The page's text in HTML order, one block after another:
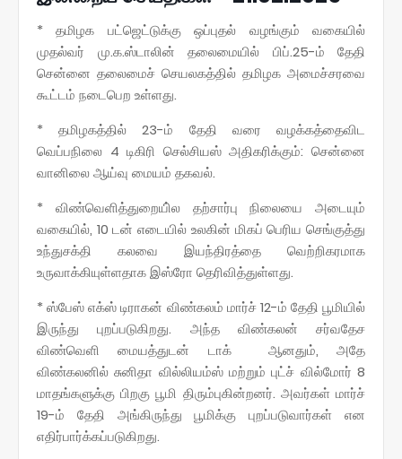
* தமிழக பட்ஜெட்டுக்கு ஒப்புதல் வழங்கும் வகையில்
முதல்வர் மு.க.ஸ்டாலின் தலைமையில் பிப்.25-ம் தேதி
சென்னை தலைமைச் செயலகத்தில் தமிழக அமைச்சரவை
கூட்டம் நடைபெற உள்ளது.
* தமிழகத்தில் 23-ம் தேதி வரை வழக்கத்தைவிட
வெப்பநிலை 4 டிகிரி செல்சியஸ் அதிகரிக்கும்: சென்னை
வானிலை ஆய்வு மையம் தகவல்.
* விண்வெளித்துறையி்ல தற்சார்பு நிலையை அடையும்
வகையில், 10 டன் எடையில் உலகின் மிகப் பெரிய செங்குத்து
உந்துசக்தி கலவை இயந்திரத்தை வெற்றிகரமாக
உருவாக்கியுள்ளதாக இஸ்ரோ தெரிவித்துள்ளது.
* ஸ்பேஸ் எக்ஸ் டிராகன் விண்கலம் மார்ச் 12-ம் தேதி பூமியில்
இருந்து புறப்படுகிறது. அந்த விண்கலன் சர்வதேச
விண்வெளி மையத்துடன் டாக் ஆனதும், அதே
விண்கலனில் சுனிதா வில்லியம்ஸ் மற்றும் புட்ச் வில்மோர் 8
மாதங்களுக்கு பிறகு பூமி திரும்புகின்றனர். அவர்கள் மார்ச்
19-ம் தேதி அங்கிருந்து பூமிக்கு புறப்படுவார்கள் என
எதிர்பார்க்கப்படுகிறது.